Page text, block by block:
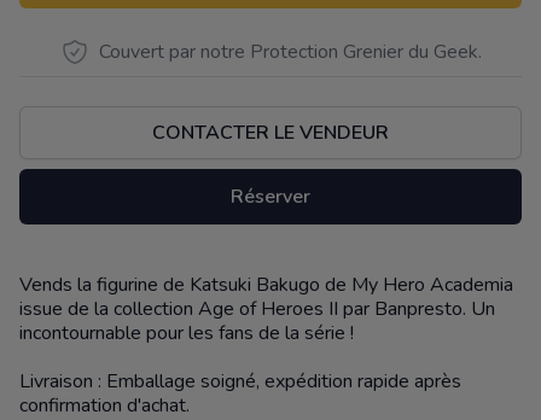
Couvert par notre Protection Grenier du Geek.
CONTACTER LE VENDEUR
Réserver
Description
Vends la figurine de Katsuki Bakugo de My Hero Academia
issue de la collection Age of Heroes II par Banpresto. Un
incontournable pour les fans de la série !
Livraison : Emballage soigné, expédition rapide après
confirmation d'achat.